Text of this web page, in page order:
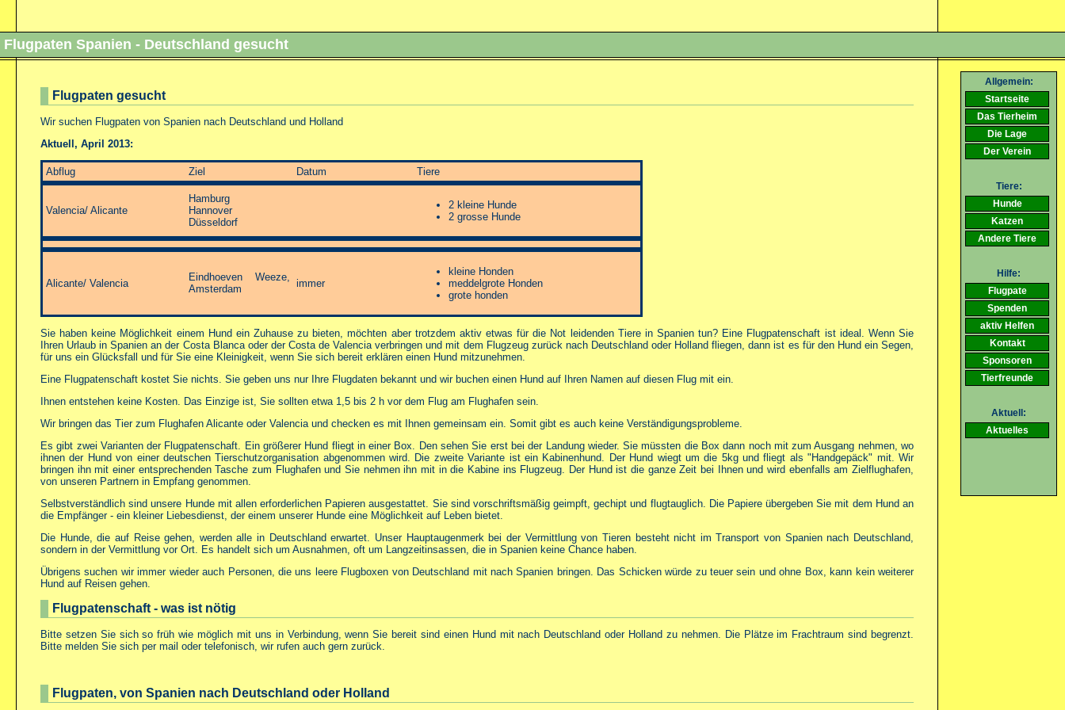
Flugpaten Spanien - Deutschland gesucht
Allgemein:
Startseite
Das Tierheim
Die Lage
Der Verein
Tiere:
Hunde
Katzen
Andere Tiere
Hilfe:
Flugpate
Spenden
aktiv Helfen
Kontakt
Sponsoren
Tierfreunde
Aktuell:
Aktuelles
Flugpaten gesucht
Wir suchen Flugpaten von Spanien nach Deutschland und Holland
Aktuell, April 2013:
Abflug Ziel Datum Tiere
Valencia/ Alicante
Hamburg
Hannover
Düsseldorf
2 kleine Hunde
2 grosse Hunde
Alicante/ Valencia
Eindhoeven Weeze,
Amsterdam
immer
kleine Honden
meddelgrote Honden
grote honden
Sie haben keine Möglichkeit einem Hund ein Zuhause zu bieten, möchten aber trotzdem aktiv etwas für die Not leidenden Tiere in Spanien tun? Eine Flugpatenschaft ist ideal. Wenn Sie
Ihren Urlaub in Spanien an der Costa Blanca oder der Costa de Valencia verbringen und mit dem Flugzeug zurück nach Deutschland oder Holland fliegen, dann ist es für den Hund ein Segen,
für uns ein Glücksfall und für Sie eine Kleinigkeit, wenn Sie sich bereit erklären einen Hund mitzunehmen.
Eine Flugpatenschaft kostet Sie nichts. Sie geben uns nur Ihre Flugdaten bekannt und wir buchen einen Hund auf Ihren Namen auf diesen Flug mit ein.
Ihnen entstehen keine Kosten. Das Einzige ist, Sie sollten etwa 1,5 bis 2 h vor dem Flug am Flughafen sein.
Wir bringen das Tier zum Flughafen Alicante oder Valencia und checken es mit Ihnen gemeinsam ein. Somit gibt es auch keine Verständigungsprobleme.
Es gibt zwei Varianten der Flugpatenschaft. Ein größerer Hund fliegt in einer Box. Den sehen Sie erst bei der Landung wieder. Sie müssten die Box dann noch mit zum Ausgang nehmen, wo
ihnen der Hund von einer deutschen Tierschutzorganisation abgenommen wird. Die zweite Variante ist ein Kabinenhund. Der Hund wiegt um die 5kg und fliegt als "Handgepäck" mit. Wir
bringen ihn mit einer entsprechenden Tasche zum Flughafen und Sie nehmen ihn mit in die Kabine ins Flugzeug. Der Hund ist die ganze Zeit bei Ihnen und wird ebenfalls am Zielflughafen,
von unseren Partnern in Empfang genommen.
Selbstverständlich sind unsere Hunde mit allen erforderlichen Papieren ausgestattet. Sie sind vorschriftsmäßig geimpft, gechipt und flugtauglich. Die Papiere übergeben Sie mit dem Hund an
die Empfänger - ein kleiner Liebesdienst, der einem unserer Hunde eine Möglichkeit auf Leben bietet.
Die Hunde, die auf Reise gehen, werden alle in Deutschland erwartet. Unser Hauptaugenmerk bei der Vermittlung von Tieren besteht nicht im Transport von Spanien nach Deutschland,
sondern in der Vermittlung vor Ort. Es handelt sich um Ausnahmen, oft um Langzeitinsassen, die in Spanien keine Chance haben.
Übrigens suchen wir immer wieder auch Personen, die uns leere Flugboxen von Deutschland mit nach Spanien bringen. Das Schicken würde zu teuer sein und ohne Box, kann kein weiterer
Hund auf Reisen gehen.
Flugpatenschaft - was ist nötig
Bitte setzen Sie sich so früh wie möglich mit uns in Verbindung, wenn Sie bereit sind einen Hund mit nach Deutschland oder Holland zu nehmen. Die Plätze im Frachtraum sind begrenzt.
Bitte melden Sie sich per mail oder telefonisch, wir rufen auch gern zurück.
Flugpaten, von Spanien nach Deutschland oder Holland